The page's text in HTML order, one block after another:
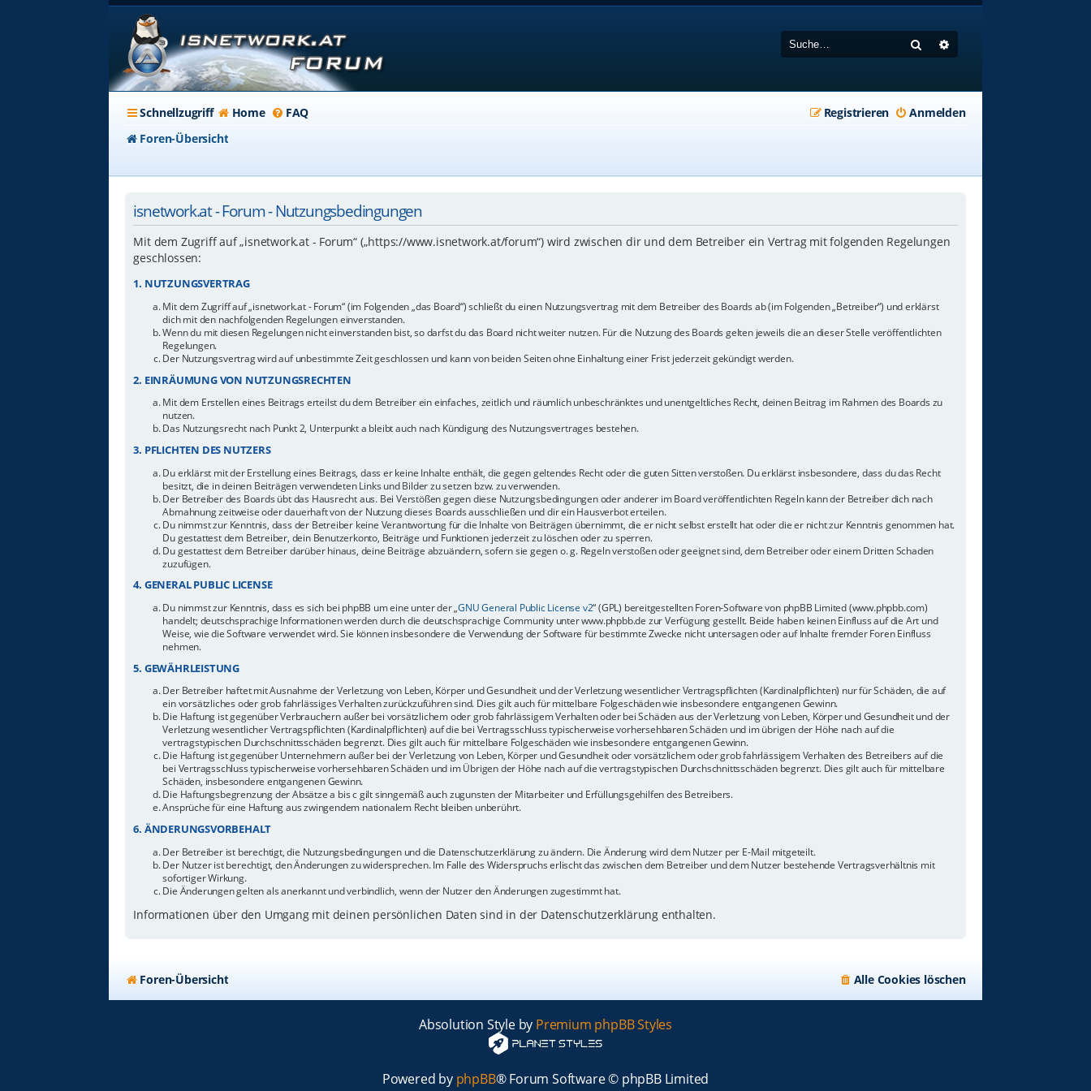
Suche
Schnellzugriff Home FAQ Anmelden
Registrieren
Foren-Übersicht
isnetwork.at - Forum - Nutzungsbedingungen
Mit dem Zugriff auf „isnetwork.at - Forum“ („https://www.isnetwork.at/forum“) wird zwischen dir und dem Betreiber ein Vertrag mit folgenden Regelungen
geschlossen:
1. NUTZUNGSVERTRAG
Mit dem Zugriff auf „isnetwork.at - Forum“ (im Folgenden „das Board“) schließt du einen Nutzungsvertrag mit dem Betreiber des Boards ab (im Folgenden „Betreiber“) und erklärst
dich mit den nachfolgenden Regelungen einverstanden.
Wenn du mit diesen Regelungen nicht einverstanden bist, so darfst du das Board nicht weiter nutzen. Für die Nutzung des Boards gelten jeweils die an dieser Stelle veröffentlichten
Regelungen.
Der Nutzungsvertrag wird auf unbestimmte Zeit geschlossen und kann von beiden Seiten ohne Einhaltung einer Frist jederzeit gekündigt werden.
2. EINRÄUMUNG VON NUTZUNGSRECHTEN
Mit dem Erstellen eines Beitrags erteilst du dem Betreiber ein einfaches, zeitlich und räumlich unbeschränktes und unentgeltliches Recht, deinen Beitrag im Rahmen des Boards zu
nutzen.
Das Nutzungsrecht nach Punkt 2, Unterpunkt a bleibt auch nach Kündigung des Nutzungsvertrages bestehen.
3. PFLICHTEN DES NUTZERS
Du erklärst mit der Erstellung eines Beitrags, dass er keine Inhalte enthält, die gegen geltendes Recht oder die guten Sitten verstoßen. Du erklärst insbesondere, dass du das Recht
besitzt, die in deinen Beiträgen verwendeten Links und Bilder zu setzen bzw. zu verwenden.
Der Betreiber des Boards übt das Hausrecht aus. Bei Verstößen gegen diese Nutzungsbedingungen oder anderer im Board veröffentlichten Regeln kann der Betreiber dich nach
Abmahnung zeitweise oder dauerhaft von der Nutzung dieses Boards ausschließen und dir ein Hausverbot erteilen.
Du nimmst zur Kenntnis, dass der Betreiber keine Verantwortung für die Inhalte von Beiträgen übernimmt, die er nicht selbst erstellt hat oder die er nicht zur Kenntnis genommen hat.
Du gestattest dem Betreiber, dein Benutzerkonto, Beiträge und Funktionen jederzeit zu löschen oder zu sperren.
Du gestattest dem Betreiber darüber hinaus, deine Beiträge abzuändern, sofern sie gegen o. g. Regeln verstoßen oder geeignet sind, dem Betreiber oder einem Dritten Schaden
zuzufügen.
4. GENERAL PUBLIC LICENSE
Du nimmst zur Kenntnis, dass es sich bei phpBB um eine unter der „GNU General Public License v2“ (GPL) bereitgestellten Foren-Software von phpBB Limited (www.phpbb.com)
handelt; deutschsprachige Informationen werden durch die deutschsprachige Community unter www.phpbb.de zur Verfügung gestellt. Beide haben keinen Einfluss auf die Art und
Weise, wie die Software verwendet wird. Sie können insbesondere die Verwendung der Software für bestimmte Zwecke nicht untersagen oder auf Inhalte fremder Foren Einfluss
nehmen.
5. GEWÄHRLEISTUNG
Der Betreiber haftet mit Ausnahme der Verletzung von Leben, Körper und Gesundheit und der Verletzung wesentlicher Vertragspflichten (Kardinalpflichten) nur für Schäden, die auf
ein vorsätzliches oder grob fahrlässiges Verhalten zurückzuführen sind. Dies gilt auch für mittelbare Folgeschäden wie insbesondere entgangenen Gewinn.
Die Haftung ist gegenüber Verbrauchern außer bei vorsätzlichem oder grob fahrlässigem Verhalten oder bei Schäden aus der Verletzung von Leben, Körper und Gesundheit und der
Verletzung wesentlicher Vertragspflichten (Kardinalpflichten) auf die bei Vertragsschluss typischerweise vorhersehbaren Schäden und im übrigen der Höhe nach auf die
vertragstypischen Durchschnittsschäden begrenzt. Dies gilt auch für mittelbare Folgeschäden wie insbesondere entgangenen Gewinn.
Die Haftung ist gegenüber Unternehmern außer bei der Verletzung von Leben, Körper und Gesundheit oder vorsätzlichem oder grob fahrlässigem Verhalten des Betreibers auf die
bei Vertragsschluss typischerweise vorhersehbaren Schäden und im Übrigen der Höhe nach auf die vertragstypischen Durchschnittsschäden begrenzt. Dies gilt auch für mittelbare
Schäden, insbesondere entgangenen Gewinn.
Die Haftungsbegrenzung der Absätze a bis c gilt sinngemäß auch zugunsten der Mitarbeiter und Erfüllungsgehilfen des Betreibers.
Ansprüche für eine Haftung aus zwingendem nationalem Recht bleiben unberührt.
6. ÄNDERUNGSVORBEHALT
Der Betreiber ist berechtigt, die Nutzungsbedingungen und die Datenschutzerklärung zu ändern. Die Änderung wird dem Nutzer per E-Mail mitgeteilt.
Der Nutzer ist berechtigt, den Änderungen zu widersprechen. Im Falle des Widerspruchs erlischt das zwischen dem Betreiber und dem Nutzer bestehende Vertragsverhältnis mit
sofortiger Wirkung.
Die Änderungen gelten als anerkannt und verbindlich, wenn der Nutzer den Änderungen zugestimmt hat.
Informationen über den Umgang mit deinen persönlichen Daten sind in der Datenschutzerklärung enthalten.
Foren-Übersicht Alle Cookies löschen
Absolution Style by Premium phpBB Styles
Powered by phpBB® Forum Software © phpBB Limited